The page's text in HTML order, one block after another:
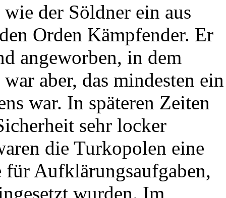
der Söldner ein aus
Orden Kämpfender. Er
angeworben, in dem
aber, das mindesten ein
war. In späteren Zeiten
sehr locker
die Turkopolen eine
Aufklärungsaufgaben,
wurden. Im